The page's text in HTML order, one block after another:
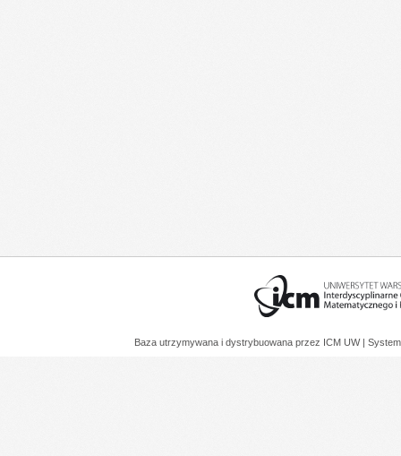
Baza utrzymywana i dystrybuowana przez ICM UW |